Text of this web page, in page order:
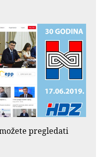
pregledati